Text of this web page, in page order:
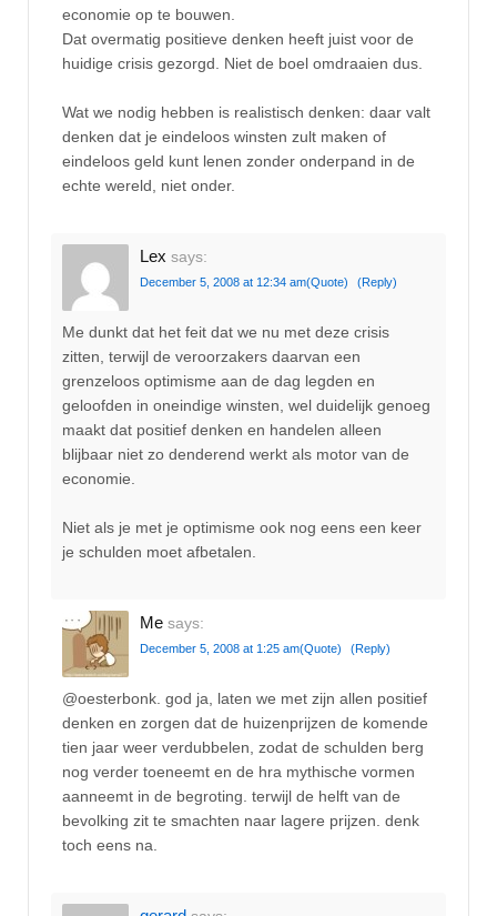
economie op te bouwen.
Dat overmatig positieve denken heeft juist voor de
huidige crisis gezorgd. Niet de boel omdraaien dus.
Wat we nodig hebben is realistisch denken: daar valt
denken dat je eindeloos winsten zult maken of
eindeloos geld kunt lenen zonder onderpand in de
echte wereld, niet onder.
Lex says:
December 5, 2008 at 12:34 am(Quote) (Reply)
Me dunkt dat het feit dat we nu met deze crisis
zitten, terwijl de veroorzakers daarvan een
grenzeloos optimisme aan de dag legden en
geloofden in oneindige winsten, wel duidelijk genoeg
maakt dat positief denken en handelen alleen
blijbaar niet zo denderend werkt als motor van de
economie.
Niet als je met je optimisme ook nog eens een keer
je schulden moet afbetalen.
Me says:
December 5, 2008 at 1:25 am(Quote) (Reply)
@oesterbonk. god ja, laten we met zijn allen positief
denken en zorgen dat de huizenprijzen de komende
tien jaar weer verdubbelen, zodat de schulden berg
nog verder toeneemt en de hra mythische vormen
aanneemt in de begroting. terwijl de helft van de
bevolking zit te smachten naar lagere prijzen. denk
toch eens na.